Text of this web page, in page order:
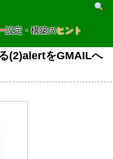
設定・構築のヒント
(2)alertをGMAILへ